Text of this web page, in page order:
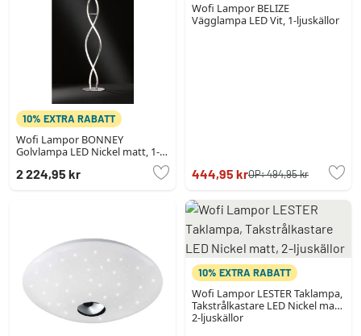
10% EXTRA RABATT
Wofi Lampor BONNEY
Golvlampa LED Nickel matt, 1-
2 224,95 kr
Wofi Lampor BELIZE
Vägglampa LED Vit, 1-ljuskällor
444,95 krOP:494,95 kr
10% EXTRA RABATT
Wofi Lampor LESTER Taklampa,
Takstrålkastare LED Nickel matt,
2-ljuskällor